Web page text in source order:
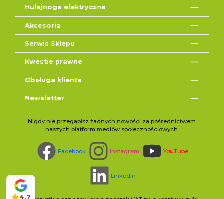
Hulajnoga elektryczna
Akcesoria
Serwis Sklepu
Kwestie prawne
Obsługa klienta
Newsletter
Nigdy nie przegapisz żadnych nowości za pośrednictwem
naszych platform mediów społecznościowych.
Facebook Instagram YouTube
LinkedIn
4,7